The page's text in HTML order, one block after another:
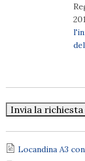
Locandina A3